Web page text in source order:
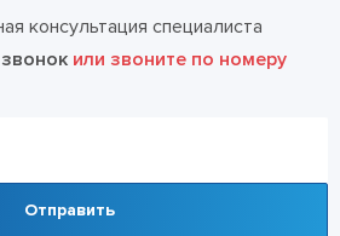
консультация специалиста
или звоните по номеру
Отправить